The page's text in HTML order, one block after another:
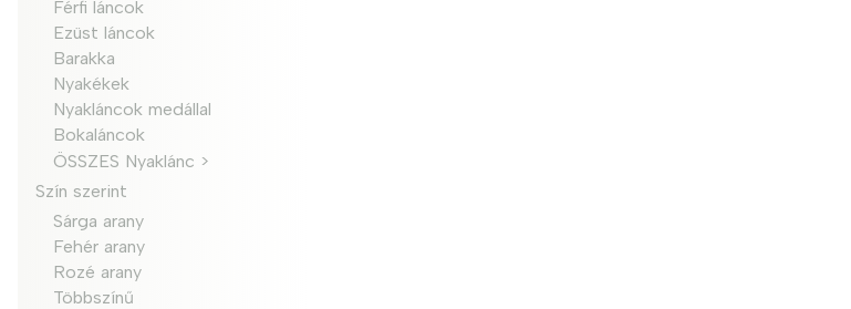
Férfi láncok
Ezüst láncok
Barakka
Nyakékek
Nyakláncok medállal
Bokaláncok
ÖSSZES Nyaklánc >
Szín szerint
Sárga arany
Fehér arany
Rozé arany
Többszínű